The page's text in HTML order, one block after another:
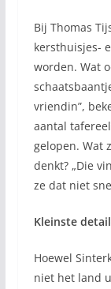
Bij Thomas
kersthuisjes-
worden. Wat
vriendin”,
aantal
gelopen. Wat
denkt? „Die
ze dat niet
Kleinste
Hoewel
niet het land